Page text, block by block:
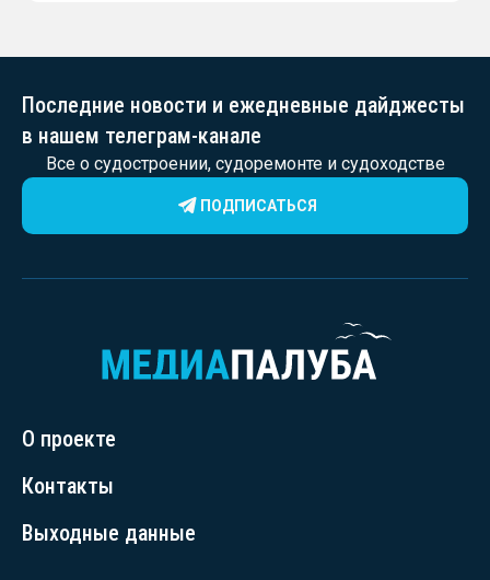
Последние новости и ежедневные дайджесты
в нашем телеграм-канале
Все о судостроении, судоремонте и судоходстве
ПОДПИСАТЬСЯ
О проекте
Контакты
Выходные данные